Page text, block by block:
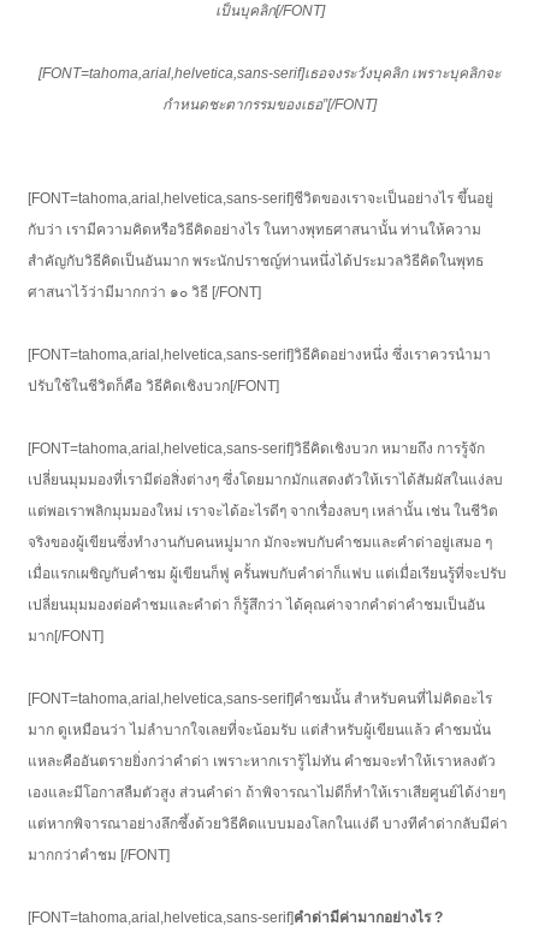
เป็นบุคลิก[/FONT]
[FONT=tahoma,arial,helvetica,sans-serif]เธอจงระวังบุคลิก เพราะบุคลิกจะ
กำหนดชะตากรรมของเธอ”[/FONT]
[FONT=tahoma,arial,helvetica,sans-serif]ชีวิตของเราจะเป็นอย่างไร ขึ้นอยู่
กับว่า เรามีความคิดหรือวิธีคิดอย่างไร ในทางพุทธศาสนานั้น ท่านให้ความ
สำคัญกับวิธีคิดเป็นอันมาก พระนักปราชญ์ท่านหนึ่งได้ประมวลวิธีคิดในพุทธ
ศาสนาไว้ว่ามีมากกว่า ๑๐ วิธี [/FONT]
[FONT=tahoma,arial,helvetica,sans-serif]วิธีคิดอย่างหนึ่ง ซึ่งเราควรนำมา
ปรับใช้ในชีวิตก็คือ วิธีคิดเชิงบวก[/FONT]
[FONT=tahoma,arial,helvetica,sans-serif]วิธีคิดเชิงบวก หมายถึง การรู้จัก
เปลี่ยนมุมมองที่เรามีต่อสิ่งต่างๆ ซึ่งโดยมากมักแสดงตัวให้เราได้สัมผัสในแง่ลบ
แต่พอเราพลิกมุมมองใหม่ เราจะได้อะไรดีๆ จากเรื่องลบๆ เหล่านั้น เช่น ในชีวิต
จริงของผู้เขียนซึ่งทำงานกับคนหมู่มาก มักจะพบกับคำชมและคำด่าอยู่เสมอ ๆ
เมื่อแรกเผชิญกับคำชม ผู้เขียนก็ฟู ครั้นพบกับคำด่าก็แฟบ แต่เมื่อเรียนรู้ที่จะปรับ
เปลี่ยนมุมมองต่อคำชมและคำด่า ก็รู้สึกว่า ได้คุณค่าจากคำด่าคำชมเป็นอัน
มาก[/FONT]
[FONT=tahoma,arial,helvetica,sans-serif]คำชมนั้น สำหรับคนที่ไม่คิดอะไร
มาก ดูเหมือนว่า ไม่ลำบากใจเลยที่จะน้อมรับ แต่สำหรับผู้เขียนแล้ว คำชมนั่น
แหละคืออันตรายยิ่งกว่าคำด่า เพราะหากเรารู้ไม่ทัน คำชมจะทำให้เราหลงตัว
เองและมีโอกาสลืมตัวสูง ส่วนคำด่า ถ้าพิจารณาไม่ดีก็ทำให้เราเสียศูนย์ได้ง่ายๆ
แต่หากพิจารณาอย่างลึกซึ้งด้วยวิธีคิดแบบมองโลกในแง่ดี บางทีคำด่ากลับมีค่า
มากกว่าคำชม [/FONT]
[FONT=tahoma,arial,helvetica,sans-serif]คำด่ามีค่ามากอย่างไร ?